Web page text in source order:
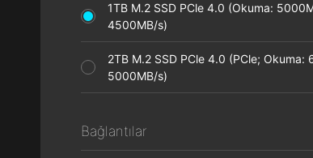
1TB M.2 SSD PCle 4.0 (Okuma:
4500MB/s)
2TB M.2 SSD PCle 4.0 (PCle; Okuma:
5000MB/s)
Bağlantılar